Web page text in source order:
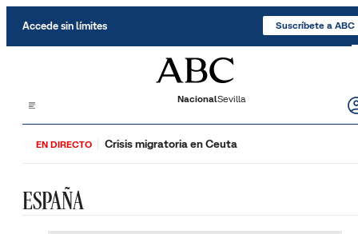
Accede sin límites Suscríbete a ABC
NacionalSevilla
EN DIRECTO Crisis migratoria en Ceuta
ESPAÑA